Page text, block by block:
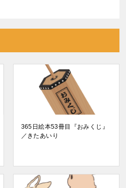
365日絵本53冊目『おみくじ』
／きたあいり